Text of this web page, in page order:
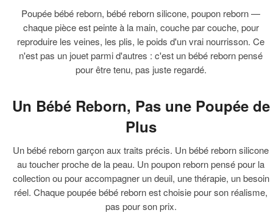
Poupée bébé reborn, bébé reborn silicone, poupon reborn —
chaque pièce est peinte à la main, couche par couche, pour
reproduire les veines, les plis, le poids d'un vrai nourrisson. Ce
n'est pas un jouet parmi d'autres : c'est un bébé reborn pensé
pour être tenu, pas juste regardé.
Un Bébé Reborn, Pas une Poupée de
Plus
Un bébé reborn garçon aux traits précis. Un bébé reborn silicone
au toucher proche de la peau. Un poupon reborn pensé pour la
collection ou pour accompagner un deuil, une thérapie, un besoin
réel. Chaque poupée bébé reborn est choisie pour son réalisme,
pas pour son prix.